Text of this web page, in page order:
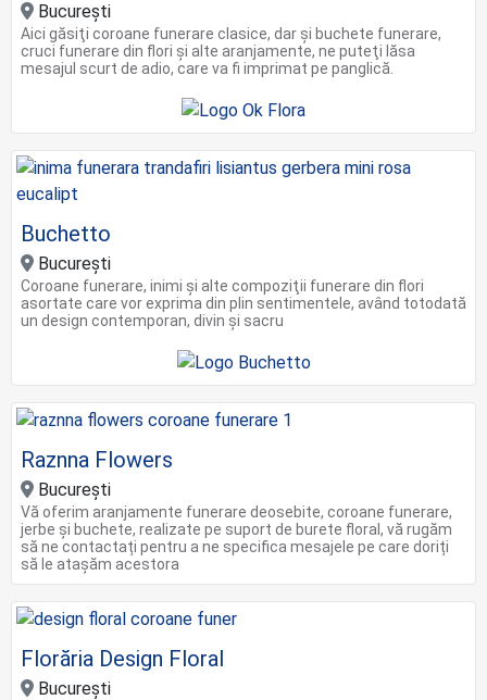
Bucureşti
Aici găsiţi coroane funerare clasice, dar şi buchete funerare,
cruci funerare din flori şi alte aranjamente, ne puteţi lăsa
mesajul scurt de adio, care va fi imprimat pe panglică.
Buchetto
Bucureşti
Coroane funerare, inimi şi alte compoziţii funerare din flori
asortate care vor exprima din plin sentimentele, având totodată
un design contemporan, divin şi sacru
Raznna Flowers
Bucureşti
Vă oferim aranjamente funerare deosebite, coroane funerare,
jerbe și buchete, realizate pe suport de burete floral, vă rugăm
să ne contactați pentru a ne specifica mesajele pe care doriți
să le atașăm acestora
Florăria Design Floral
Bucureşti